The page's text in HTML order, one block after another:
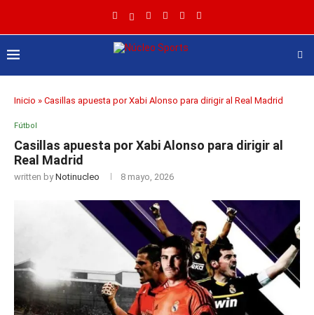
Inicio » Casillas apuesta por Xabi Alonso para dirigir al Real Madrid
Fútbol
Casillas apuesta por Xabi Alonso para dirigir al
Real Madrid
written byNotinucleo 8 mayo, 2026